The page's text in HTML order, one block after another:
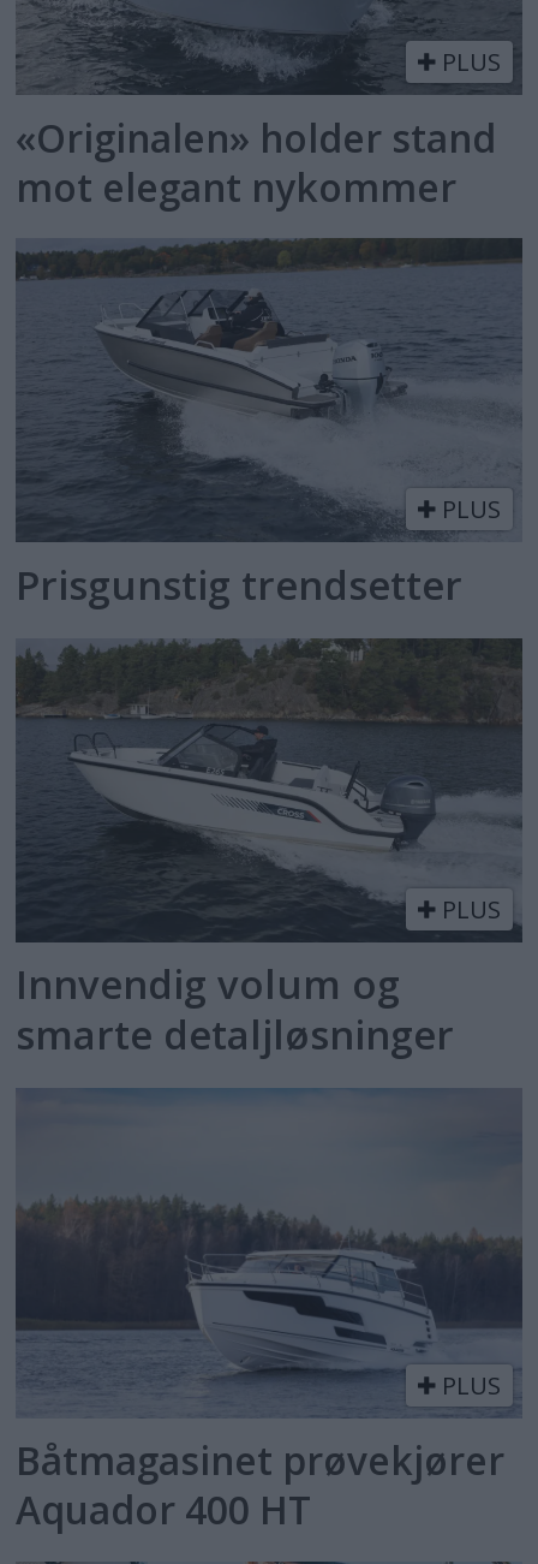
PLUS
«Originalen» holder stand
mot elegant nykommer
PLUS
Prisgunstig trendsetter
PLUS
Innvendig volum og
smarte detaljløsninger
PLUS
Båtmagasinet prøvekjører
Aquador 400 HT